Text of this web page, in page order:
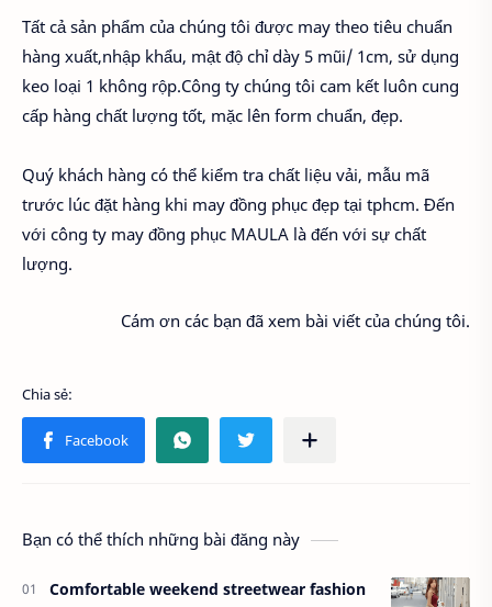
Tất cả sản phẩm của chúng tôi được may theo tiêu chuẩn
hàng xuất,nhập khẩu, mật độ chỉ dày 5 mũi/ 1cm, sử dụng
keo loại 1 không rộp.Công ty chúng tôi cam kết luôn cung
cấp hàng chất lượng tốt, mặc lên form chuẩn, đẹp.
Quý khách hàng có thể kiểm tra chất liệu vải, mẫu mã
trước lúc đặt hàng khi may đồng phục đẹp tại tphcm. Đến
với công ty may đồng phục MAULA là đến với sự chất
lượng.
Cám ơn các bạn đã xem bài viết của chúng tôi.
Bạn có thể thích những bài đăng này
Comfortable weekend streetwear fashion